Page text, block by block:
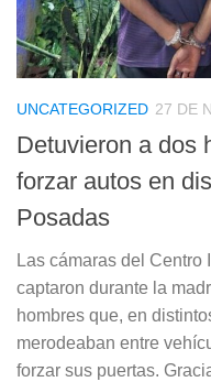
UNCATEGORIZED 27 DE
Detuvieron a dos
forzar autos en
Posadas
Las cámaras del Centro
captaron durante la
hombres que, en
merodeaban entre
forzar sus puertas.